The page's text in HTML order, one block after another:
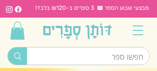
מבצעי שבוע הספר 📖 3 ספרים ב-₪120 בלבד!